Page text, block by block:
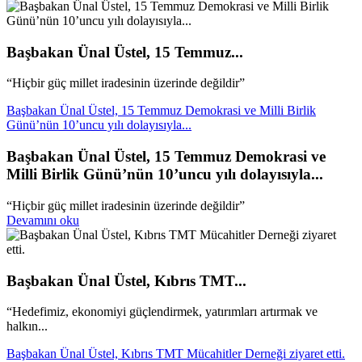
Başbakan Ünal Üstel, 15 Temmuz...
“Hiçbir güç millet iradesinin üzerinde değildir”
Başbakan Ünal Üstel, 15 Temmuz Demokrasi ve Milli Birlik
Günü’nün 10’uncu yılı dolayısıyla...
Başbakan Ünal Üstel, 15 Temmuz Demokrasi ve
Milli Birlik Günü’nün 10’uncu yılı dolayısıyla...
“Hiçbir güç millet iradesinin üzerinde değildir”
Devamını oku
Başbakan Ünal Üstel, Kıbrıs TMT...
“Hedefimiz, ekonomiyi güçlendirmek, yatırımları artırmak ve
halkın...
Başbakan Ünal Üstel, Kıbrıs TMT Mücahitler Derneği ziyaret etti.